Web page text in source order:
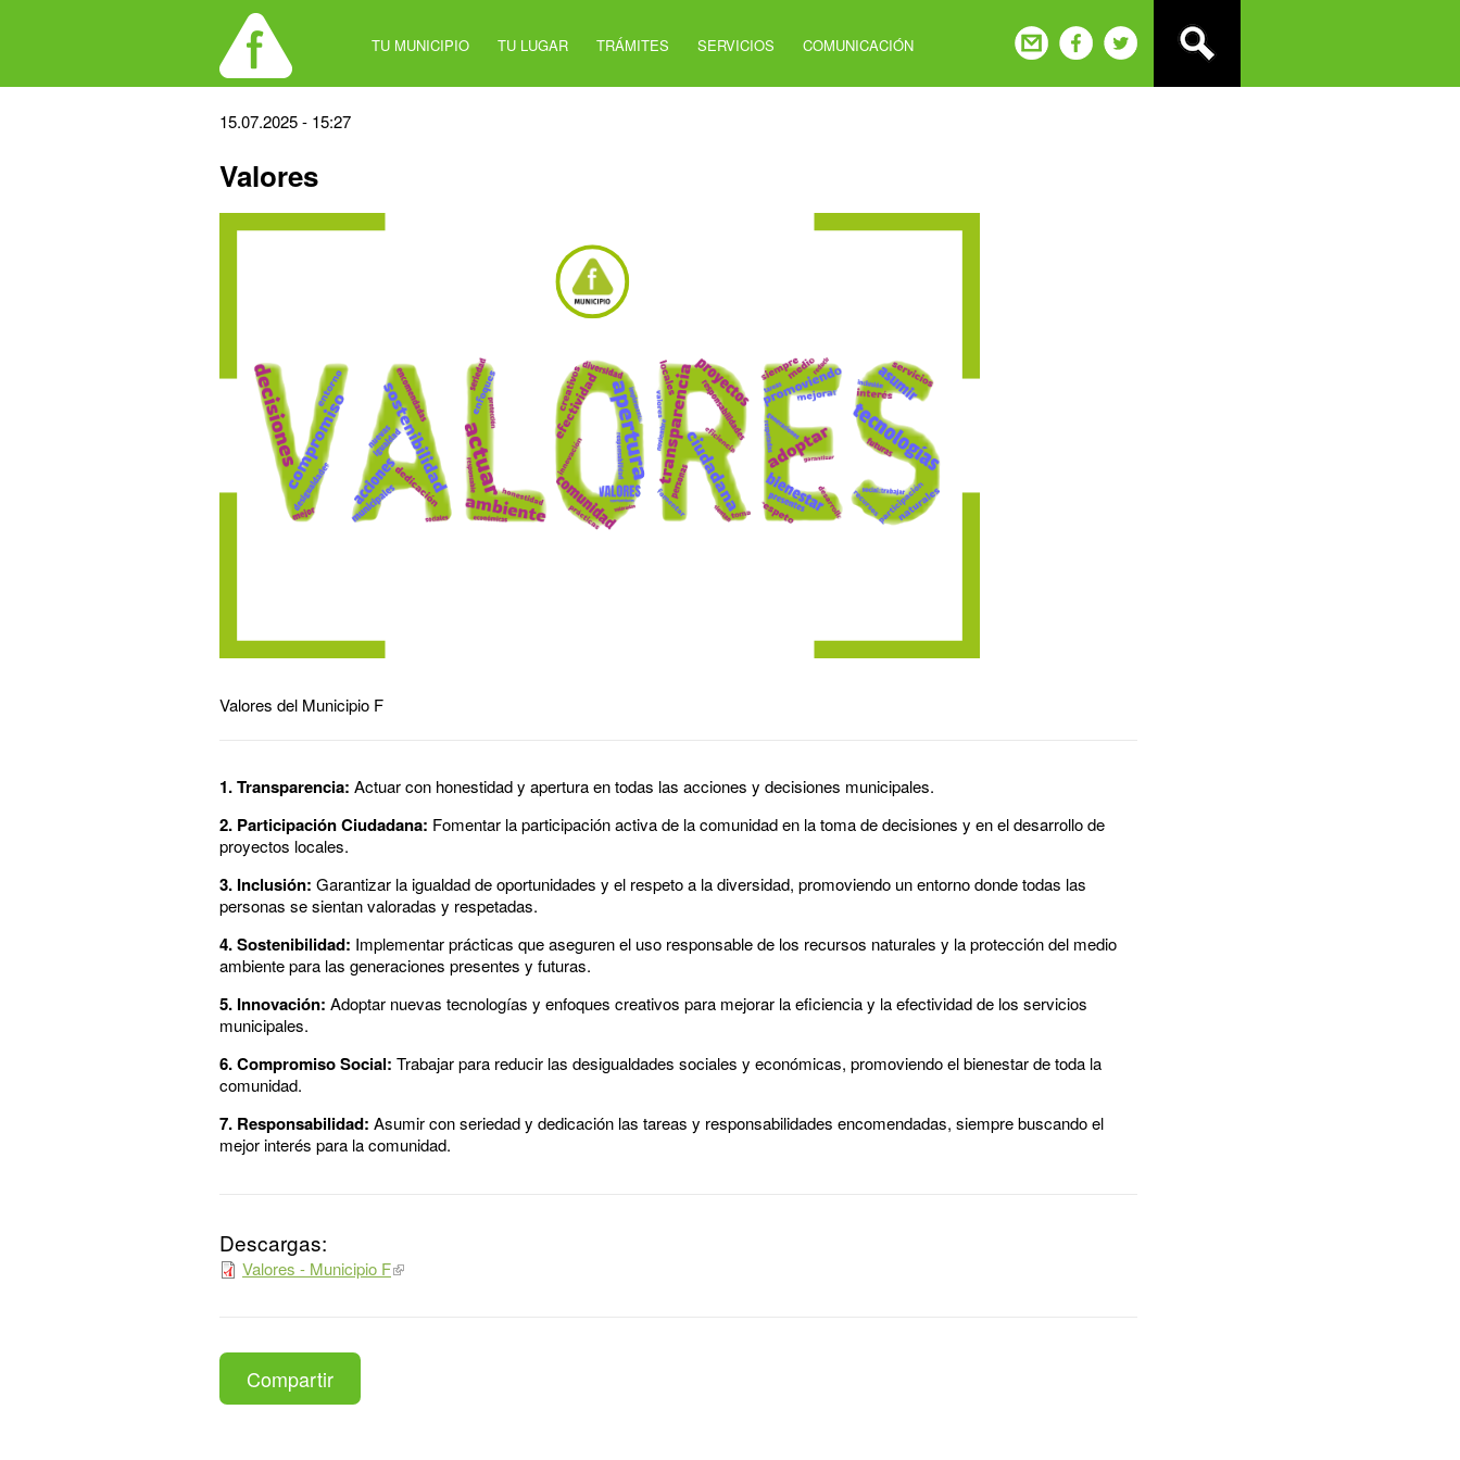
TU MUNICIPIO TU LUGAR TRÁMITES SERVICIOS COMUNICACIÓN
Back
top
15.07.2025 - 15:27
Valores
Valores del Municipio F
1. Transparencia: Actuar con honestidad y apertura en todas las acciones y decisiones municipales.
2. Participación Ciudadana: Fomentar la participación activa de la comunidad en la toma de decisiones y en el desarrollo de
proyectos locales.
3. Inclusión: Garantizar la igualdad de oportunidades y el respeto a la diversidad, promoviendo un entorno donde todas las
personas se sientan valoradas y respetadas.
4. Sostenibilidad: Implementar prácticas que aseguren el uso responsable de los recursos naturales y la protección del medio
ambiente para las generaciones presentes y futuras.
5. Innovación: Adoptar nuevas tecnologías y enfoques creativos para mejorar la eficiencia y la efectividad de los servicios
municipales.
6. Compromiso Social: Trabajar para reducir las desigualdades sociales y económicas, promoviendo el bienestar de toda la
comunidad.
7. Responsabilidad: Asumir con seriedad y dedicación las tareas y responsabilidades encomendadas, siempre buscando el
mejor interés para la comunidad.
Descargas:
Valores - Municipio F
Compartir